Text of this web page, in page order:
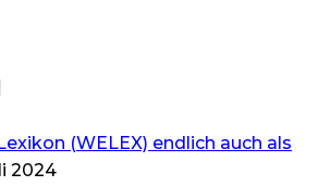
(WELEX) endlich auch als
2024